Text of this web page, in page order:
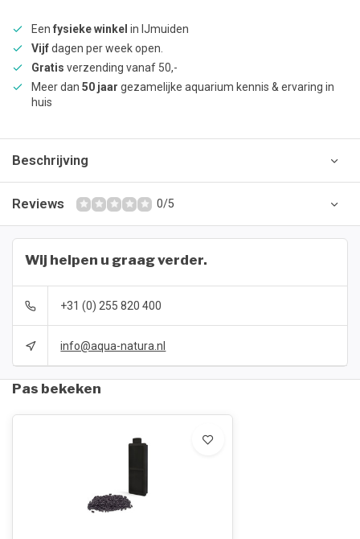
Een fysieke winkel in IJmuiden
Vijfdagen per week open.
Gratis verzending vanaf 50,-
Meer dan 50 jaar gezamelijke aquarium kennis & ervaring in
huis
Beschrijving
Reviews 0/5
Wij helpen u graag verder.
+31 (0) 255 820 400
info@aqua-natura.nl
Pas bekeken